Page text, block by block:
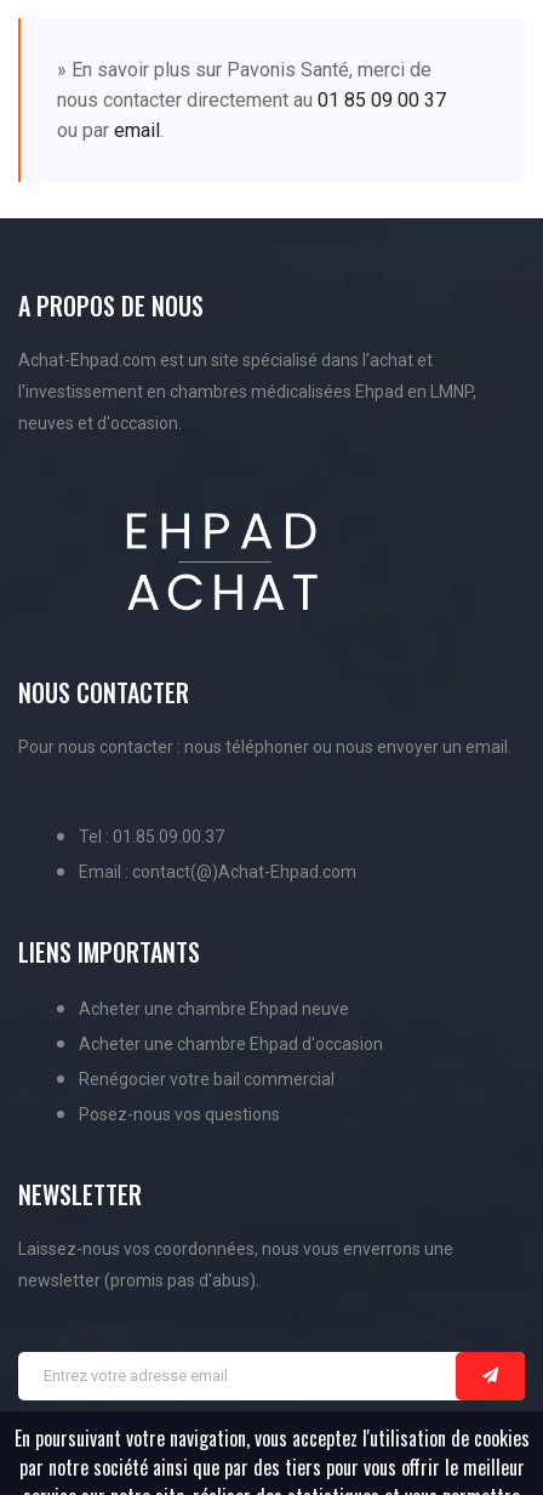
» En savoir plus sur Pavonis Santé, merci de
nous contacter directement au 01 85 09 00 37
ou par email
A PROPOS DE NOUS
Achat-Ehpad.com est un site spécialisé dans l'achat et
l'investissement en chambres médicalisées Ehpad en LMNP,
neuves et d'occasion.
NOUS CONTACTER
Pour nous contacter : nous téléphoner ou nous envoyer un email.
Tel : 01.85.09.00.37
Email : contact(@)Achat-Ehpad.com
LIENS IMPORTANTS
Acheter une chambre Ehpad neuve
Acheter une chambre Ehpad d'occasion
Renégocier votre bail commercial
Posez-nous vos questions
NEWSLETTER
Laissez-nous vos coordonnées, nous vous enverrons une
newsletter (promis pas d'abus).
En poursuivant votre navigation, vous acceptez l'utilisation de cookies
par notre société ainsi que par des tiers pour vous offrir le meilleur